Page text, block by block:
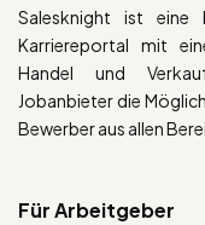
Salesknight ist eine
Karriereportal mit
Handel und
Jobanbieter die
Bewerber aus allen
Für Arbeitgeber